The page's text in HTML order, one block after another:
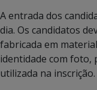
A entrada dos
dia. Os candidatos
fabricada em
identidade com foto,
utilizada na inscrição.